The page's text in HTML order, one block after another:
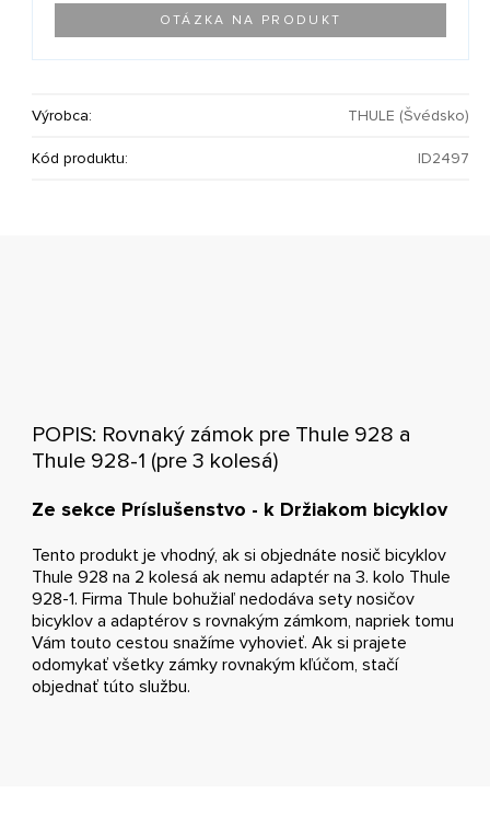
OTÁZKA NA PRODUKT
Výrobca: THULE (Švédsko)
Kód produktu: ID2497
POPIS: Rovnaký zámok pre Thule 928 a
Thule 928-1 (pre 3 kolesá)
Ze sekce Príslušenstvo - k Držiakom bicyklov
Tento produkt je vhodný, ak si objednáte nosič bicyklov
Thule 928 na 2 kolesá ak nemu adaptér na 3. kolo Thule
928-1. Firma Thule bohužiaľ nedodáva sety nosičov
bicyklov a adaptérov s rovnakým zámkom, napriek tomu
Vám touto cestou snažíme vyhovieť. Ak si prajete
odomykať všetky zámky rovnakým kľúčom, stačí
objednať túto službu.